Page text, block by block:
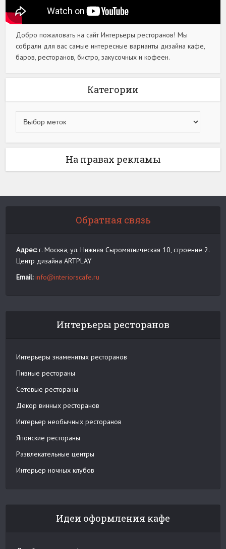
Добро пожаловать на сайт Интерьеры ресторанов! Мы
собрали для вас самые интересные варианты дизайна кафе,
баров, ресторанов, бистро, закусочных и кофеен.
Категории
На правах рекламы
Обратная связь
Адрес:г. Москва, ул. Нижняя Сыромятническая 10, строение 2.
Центр дизайна ARTPLAY
Email: info@interiorscafe.ru
Интерьеры ресторанов
Интерьеры знаменитых ресторанов
Пивные рестораны
Сетевые рестораны
Декор винных ресторанов
Интерьер необычных ресторанов
Японские рестораны
Развлекательные центры
Интерьер ночных клубов
Идеи оформления кафе